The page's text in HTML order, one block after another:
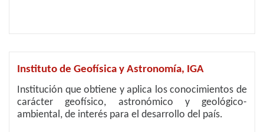
Instituto de Geofísica y Astronomía, IGA
Institución que obtiene y aplica los conocimientos de
carácter geofísico, astronómico y geológico-
ambiental, de interés para el desarrollo del país.